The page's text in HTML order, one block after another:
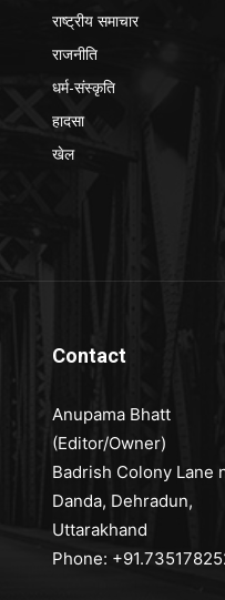
राष्ट्रीय समाचार
राजनीति
धर्म-संस्कृति
हादसा
खेल
Contact
Anupama Bhatt
(Editor/Owner)
Badrish Colony Lane
Danda, Dehradun,
Uttarakhand
Phone: